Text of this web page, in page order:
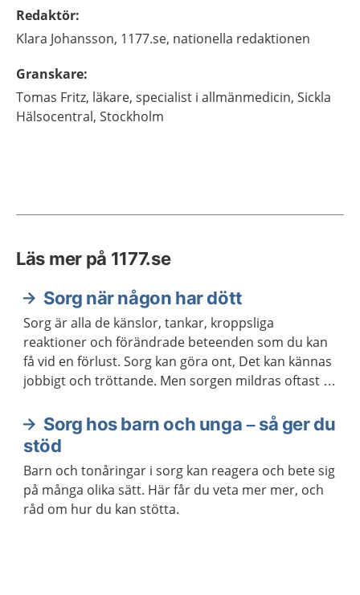
Redaktör:
Klara Johansson, 1177.se, nationella redaktionen
Granskare:
Tomas Fritz, läkare, specialist i allmänmedicin, Sickla
Hälsocentral, Stockholm
Läs mer på 1177.se
Sorg när någon har dött
Sorg är alla de känslor, tankar, kroppsliga
reaktioner och förändrade beteenden som du kan
få vid en förlust. Sorg kan göra ont, Det kan kännas
jobbigt och tröttande. Men sorgen mildras oftast så
Sorg hos barn och unga – så ger du
stöd
Barn och tonåringar i sorg kan reagera och bete sig
på många olika sätt. Här får du veta mer mer, och
råd om hur du kan stötta.